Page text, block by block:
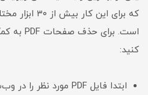
که برای این
کنید:
ابتدا فایل PDF مورد نظر را در وب‎‌سایت sejda آپلود کنید.